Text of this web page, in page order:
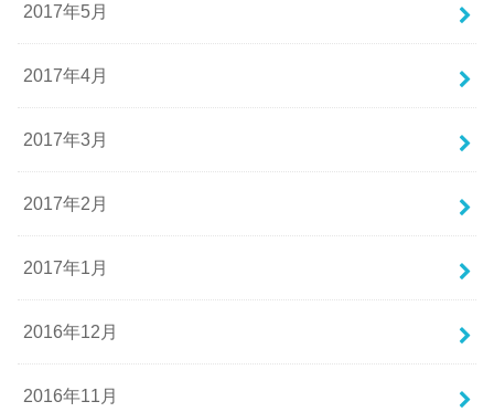
2017年5月
2017年4月
2017年3月
2017年2月
2017年1月
2016年12月
2016年11月